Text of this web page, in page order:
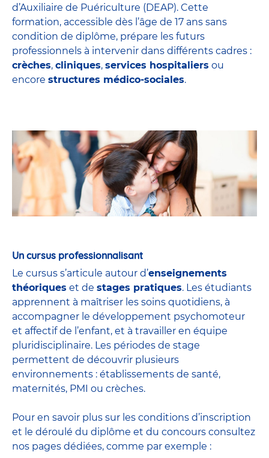
d’Auxiliaire de Puériculture (DEAP). Cette
formation, accessible dès l’âge de 17 ans sans
condition de diplôme, prépare les futurs
professionnels à intervenir dans différents cadres :
crèches, cliniques, services hospitaliers ou
encore structures médico-sociales.
Un cursus professionnalisant
Le cursus s’articule autour d’enseignements
théoriques et de stages pratiques. Les étudiants
apprennent à maîtriser les soins quotidiens, à
accompagner le développement psychomoteur
et affectif de l’enfant, et à travailler en équipe
pluridisciplinaire. Les périodes de stage
permettent de découvrir plusieurs
environnements : établissements de santé,
maternités, PMI ou crèches.
Pour en savoir plus sur les conditions d’inscription
et le déroulé du diplôme et du concours consultez
nos pages dédiées, comme par exemple :